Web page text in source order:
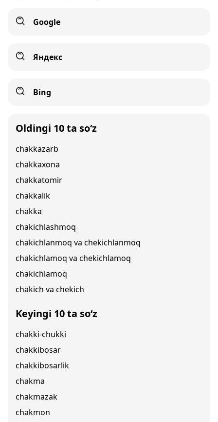
Google
Яндекс
Bing
Oldingi 10 ta so‘z
chakkazarb
chakkaxona
chakkatomir
chakkalik
chakka
chakichlashmoq
chakichlanmoq va chekichlanmoq
chakichlamoq va chekichlamoq
chakichlamoq
chakich va chekich
Keyingi 10 ta so‘z
chakki-chukki
chakkibosar
chakkibosarlik
chakma
chakmazak
chakmon